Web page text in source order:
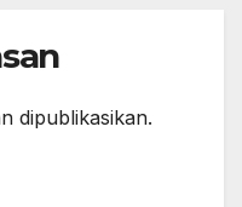
dipublikasikan.